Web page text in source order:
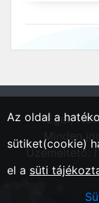
"Eger,
Minden
Üzemeltető:
Az oldal a
sütiket(cookie)
el a süti